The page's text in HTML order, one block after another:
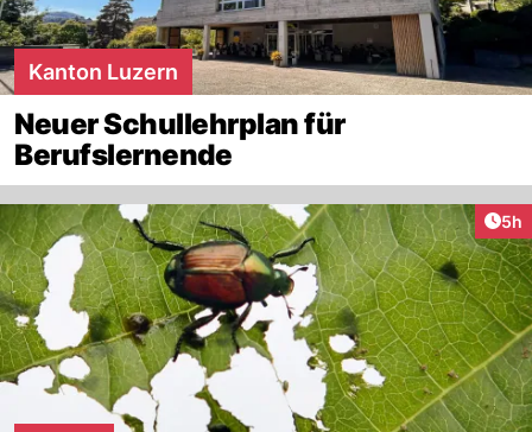
Kanton Luzern
Neuer Schullehrplan für
Berufslernende
5h